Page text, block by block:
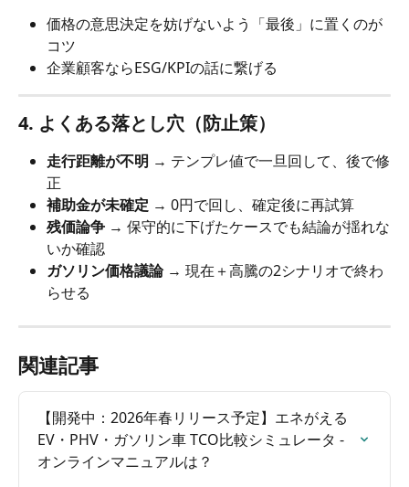
価格の意思決定を妨げないよう「最後」に置くのが
コツ
企業顧客ならESG/KPIの話に繋げる
4. よくある落とし穴（防止策）
走行距離が不明 → テンプレ値で一旦回して、後で修
正
補助金が未確定 → 0円で回し、確定後に再試算
残価論争 → 保守的に下げたケースでも結論が揺れな
いか確認
ガソリン価格議論 → 現在＋高騰の2シナリオで終わ
らせる
関連記事
【開発中：2026年春リリース予定】エネがえる
EV・PHV・ガソリン車 TCO比較シミュレータ -
オンラインマニュアルは？